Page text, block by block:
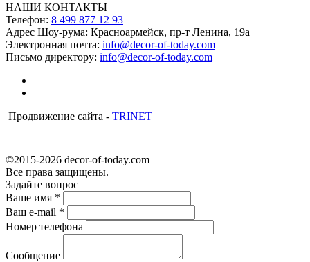
НАШИ КОНТАКТЫ
Телефон: 8 499 877 12 93
Адрес Шоу-рума: Красноармейск, пр-т Ленина, 19а
Электронная почта: info@decor-of-today.com
Письмо директору: info@decor-of-today.com
Продвижение сайта - TRINET
©2015-2026 decor-of-today.com
Все права защищены.
Задайте вопрос
Ваше имя *
Ваш e-mail *
Номер телефона
Сообщение